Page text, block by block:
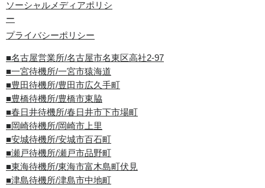
ソーシャルメディアポリシ
ー
プライバシーポリシー
■名古屋営業所/名古屋市名東区高社2-97
■一宮待機所/一宮市猿海道
■豊田待機所/豊田市広久手町
■豊橋待機所/豊橋市東脇
■春日井待機所/春日井市下市場町
■岡崎待機所/岡崎市上里
■安城待機所/安城市百石町
■瀬戸待機所/瀬戸市品野町
■東海待機所/東海市富木島町伏見
■津島待機所/津島市中地町